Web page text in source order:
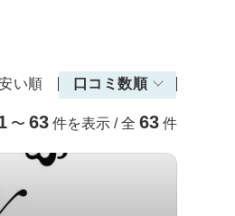
い順 口コミ数順
〜 63 件を表示 / 全 63 件